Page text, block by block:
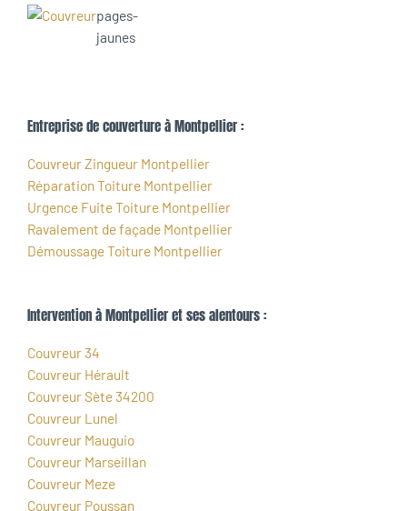
Entreprise de couverture à Montpellier :
Couvreur Zingueur Montpellier
Réparation Toiture Montpellier
Urgence Fuite Toiture Montpellier
Ravalement de façade Montpellier
Démoussage Toiture Montpellier
Intervention à Montpellier et ses alentours :
Couvreur 34
Couvreur Hérault
Couvreur Sète 34200
Couvreur Lunel
Couvreur Mauguio
Couvreur Marseillan
Couvreur Meze
Couvreur Poussan